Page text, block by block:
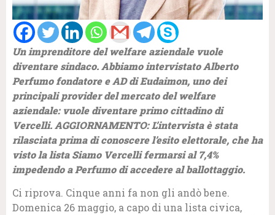
Un imprenditore del welfare aziendale vuole
diventare sindaco. Abbiamo intervistato Alberto
Perfumo fondatore e AD di Eudaimon, uno dei
principali provider del mercato del welfare
aziendale: vuole diventare primo cittadino di
Vercelli. AGGIORNAMENTO: L’intervista è stata
rilasciata prima di conoscere l’esito elettorale, che ha
visto la lista Siamo Vercelli fermarsi al 7,4%
impedendo a Perfumo di accedere al ballottaggio.
Ci riprova. Cinque anni fa non gli andò bene.
Domenica 26 maggio, a capo di una lista civica,